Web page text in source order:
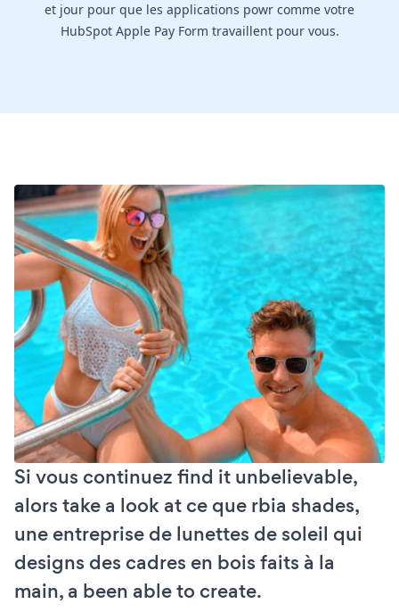
et jour pour que les applications powr comme votre
HubSpot Apple Pay Form travaillent pour vous.
Si vous continuez find it unbelievable,
alors take a look at ce que rbia shades,
une entreprise de lunettes de soleil qui
designs des cadres en bois faits à la
main, a been able to create.